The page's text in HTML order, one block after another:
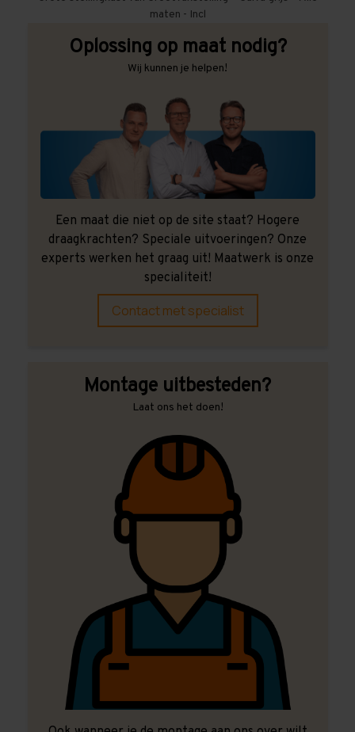
maten - Incl
Oplossing op maat nodig?
Wij kunnen je helpen!
Een maat die niet op de site staat? Hogere
draagkrachten? Speciale uitvoeringen? Onze
experts werken het graag uit! Maatwerk is onze
specialiteit!
Contact met specialist
Montage uitbesteden?
Laat ons het doen!